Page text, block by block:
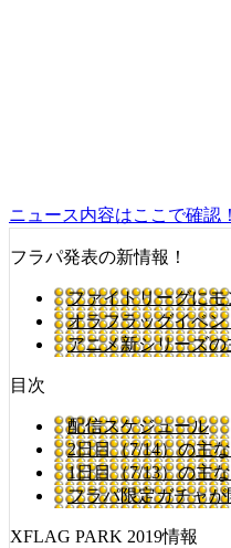
ニュース内容はここで確認！
フラパ発表の新情報！
ファイトリーグに
オラフラッグイベ
アニメ新シリーズ
目次
配信スケジュール
2日目（7/14）の主
1日目（7/13）の主
フラパ限定ガチャが
XFLAG PARK 2019情報